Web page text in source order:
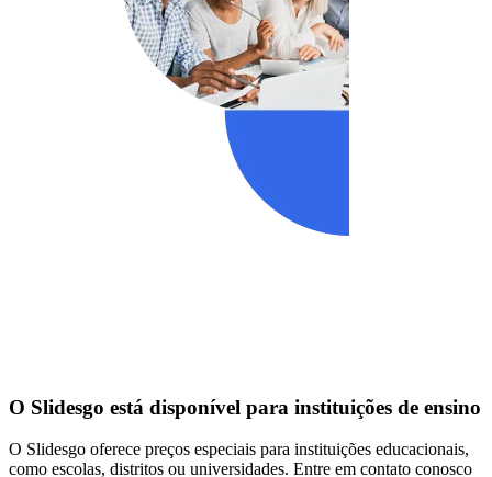
O Slidesgo está disponível para instituições de ensino
O Slidesgo oferece preços especiais para instituições educacionais,
como escolas, distritos ou universidades. Entre em contato conosco